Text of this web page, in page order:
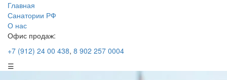
Главная
Санатории РФ
О нас
Офис продаж:
+7 (912) 24 00 438, 8 902 257 0004
☰